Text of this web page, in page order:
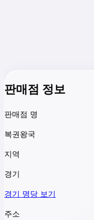
판매점 정보
판매점 명
복권왕국
지역
경기
경기 명당 보기
주소